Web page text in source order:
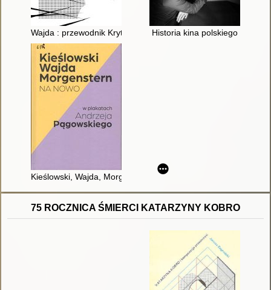
Wajda : przewodnik Krytyki PolitycznejHistoria kina polskiego
Kieślowski, Wajda, Morgenstern Na Nowo w plakatach
75 ROCZNICA ŚMIERCI KATARZYNY KOBRO